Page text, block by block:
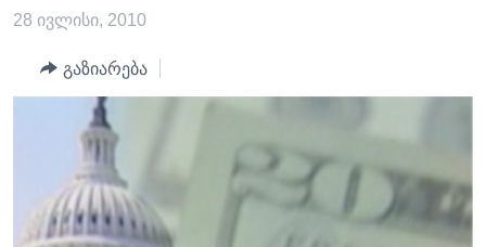
ძიებაზე
ᲐᲨᲨ-ᲘᲡ ᲐᲠᲩᲔᲕᲜᲔᲑᲘ 2024
ᲛᲡᲝᲤᲚᲘᲝ
ᲕᲘᲓᲔᲝᲔᲑᲘ
ᲒᲐᲓᲐᲪᲔᲛᲔᲑᲘ
ᲕᲐᲨᲘᲜᲒᲢᲝᲜᲘ ᲓᲦᲔᲡ
ᲮᲔᲓᲕᲐ ᲕᲐᲨᲘᲜᲒᲢᲝᲜᲘᲓᲐᲜ
ᲡᲮᲕᲐ ᲡᲘᲐᲮᲚᲔᲔᲑᲘ
ᲞᲝᲚᲘᲢᲘᲙᲐ
ᲠᲣᲡᲔᲗᲘᲡ ᲨᲔᲭᲠᲐ ᲣᲙᲠᲐᲘᲜᲐᲨᲘ
28 ივლისი, 2010
გაზიარება